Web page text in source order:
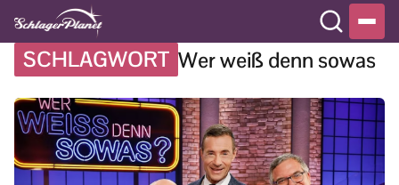
SCHLAGWORT Wer weiß denn sowas